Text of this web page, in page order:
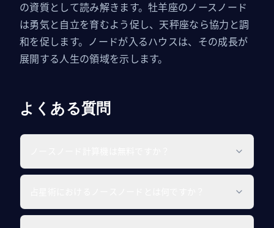
の資質として読み解きます。牡羊座のノースノード
は勇気と自立を育むよう促し、天秤座なら協力と調
和を促します。ノードが入るハウスは、その成長が
展開する人生の領域を示します。
よくある質問